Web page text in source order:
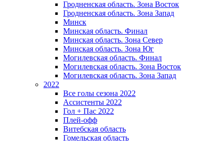
Гродненская область. Зона Восток
Гродненская область. Зона Запад
Минск
Минская область. Финал
Минская область. Зона Север
Минская область. Зона Юг
Могилевская область. Финал
Могилевская область. Зона Восток
Могилевская область. Зона Запад
2022
Все голы сезона 2022
Ассистенты 2022
Гол + Пас 2022
Плей-офф
Витебская область
Гомельская область